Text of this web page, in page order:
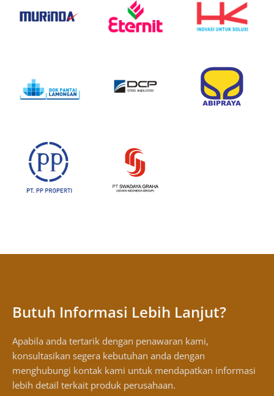
Butuh Informasi Lebih Lanjut?
Apabila anda tertarik dengan penawaran kami,
konsultasikan segera kebutuhan anda dengan
menghubungi kontak kami untuk mendapatkan informasi
lebih detail terkait produk perusahaan.